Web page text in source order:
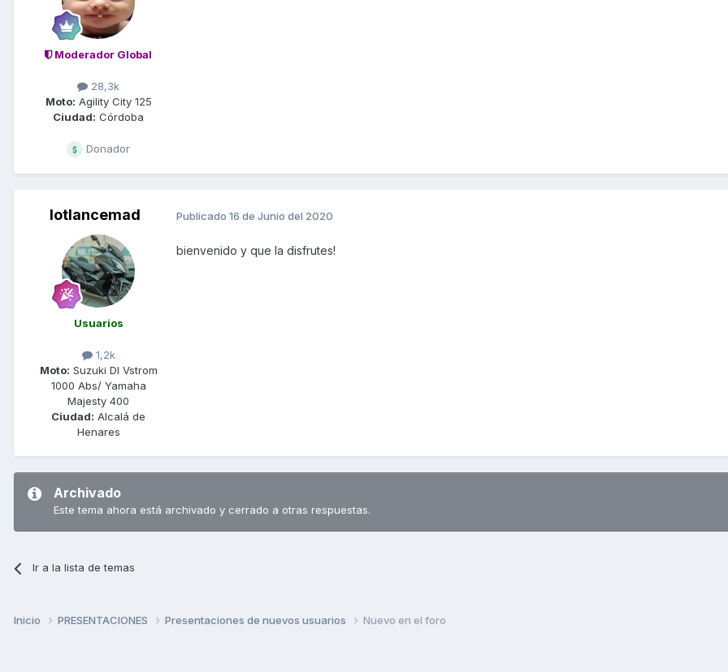
Moderador Global
28,3k
Moto: Agility City 125
Ciudad: Córdoba
Donador
lotlancemad
Usuarios
1,2k
Moto: Suzuki Dl Vstrom
1000 Abs/ Yamaha
Majesty 400
Ciudad: Alcalá de
Henares
Publicado 16 de Junio del 2020
bienvenido y que la disfrutes!
Archivado
Este tema ahora está archivado y cerrado a otras respuestas.
Ir a la lista de temas
Inicio PRESENTACIONES Presentaciones de nuevos usuarios Nuevo en el foro